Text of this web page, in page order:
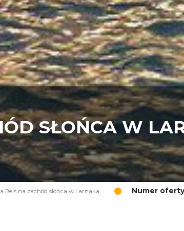
SŁOŃCA W
Rejs na zachód słońca w Larnaka Numer